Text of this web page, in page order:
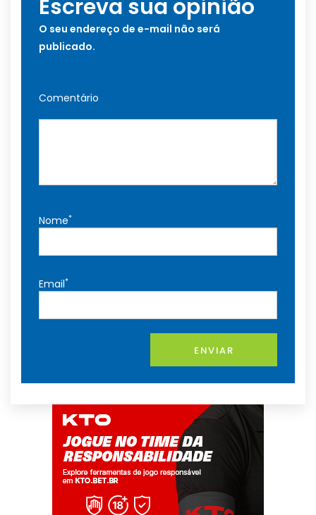
Escreva sua opinião
O seu endereço de e-mail não será
publicado.
Comentário
Nome*
Email*
ENVIAR